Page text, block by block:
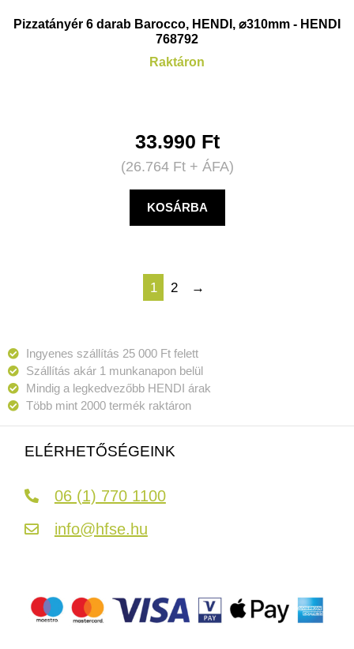
Pizzatányér 6 darab Barocco, HENDI, ⌀310mm - HENDI
768792
Raktáron
33.990 Ft
(26.764 Ft+ ÁFA)
KOSÁRBA
1 2 →
Ingyenes szállítás 25 000 Ft felett
Szállítás akár 1 munkanapon belül
Mindig a legkedvezőbb HENDI árak
Több mint 2000 termék raktáron
ELÉRHETŐSÉGEINK
06 (1) 770 1100
info@hfse.hu